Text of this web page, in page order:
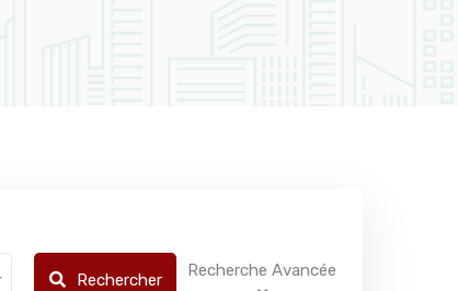
Rechercher Recherche Avancée